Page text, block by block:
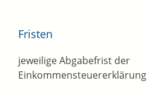
Fristen
jeweilige Abgabefrist der
Einkommensteuererklärung